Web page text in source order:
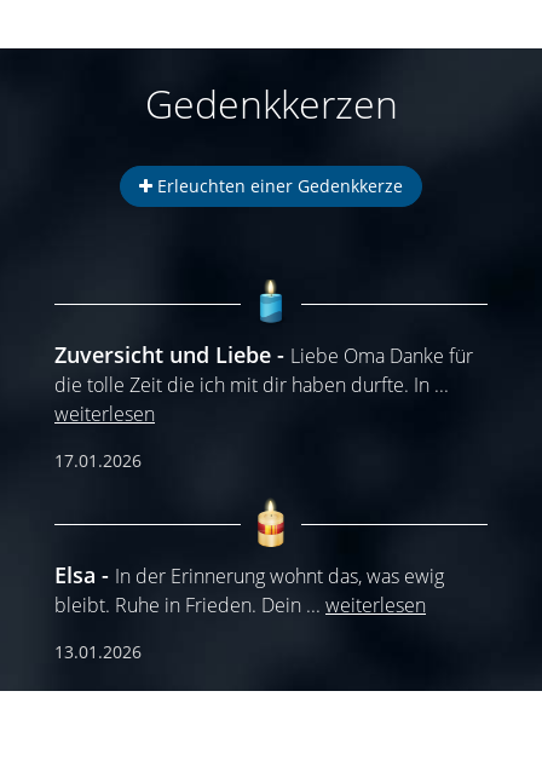
Gedenkkerzen
Erleuchten einer Gedenkkerze
Zuversicht und Liebe
Liebe Oma Danke für
die tolle Zeit die ich mit dir haben durfte. In ...
weiterlesen
17.01.2026
Elsa
In der Erinnerung wohnt das, was ewig
bleibt. Ruhe in Frieden. Dein ... weiterlesen
13.01.2026